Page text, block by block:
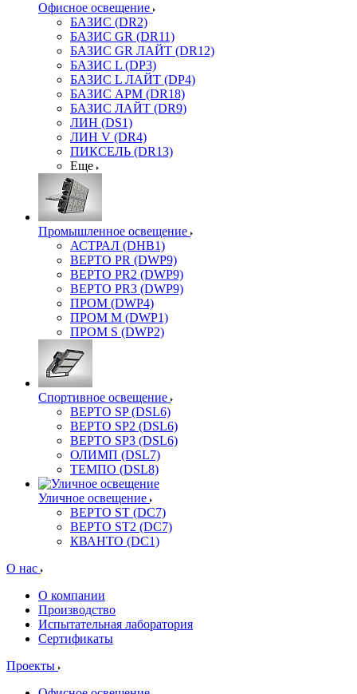
Офисное освещение
БАЗИС (DR2)
БАЗИС GR (DR11)
БАЗИС GR ЛАЙТ (DR12)
БАЗИС L (DP3)
БАЗИС L ЛАЙТ (DP4)
БАЗИС АРМ (DR18)
БАЗИС ЛАЙТ (DR9)
ЛИН (DS1)
ЛИН V (DR4)
ПИКСЕЛЬ (DR13)
Еще
Промышленное освещение
АСТРАЛ (DHB1)
ВЕРТО PR (DWP9)
ВЕРТО PR2 (DWP9)
ВЕРТО PR3 (DWP9)
ПРОМ (DWP4)
ПРОМ M (DWP1)
ПРОМ S (DWP2)
Спортивное освещение
ВЕРТО SP (DSL6)
ВЕРТО SP2 (DSL6)
ВЕРТО SP3 (DSL6)
ОЛИМП (DSL7)
ТЕМПО (DSL8)
Уличное освещение
ВЕРТО ST (DC7)
ВЕРТО ST2 (DC7)
КВАНТО (DC1)
О нас
О компании
Производство
Испытательная лаборатория
Сертификаты
Проекты